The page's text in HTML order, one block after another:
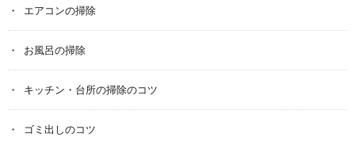
エアコンの掃除
お風呂の掃除
キッチン・台所の掃除のコツ
ゴミ出しのコツ